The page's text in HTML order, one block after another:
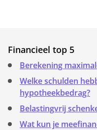
Financieel top 5
Berekening
Welke schulden
hypotheekbedrag?
Belastingvrij
Wat kun je